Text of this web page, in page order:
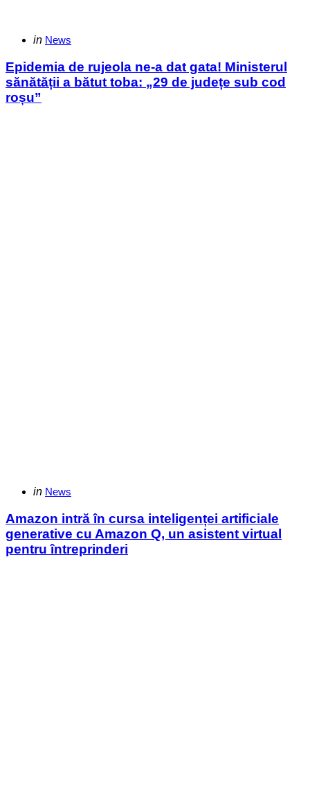
Categories
Posted
in News
Epidemia de rujeola ne-a dat gata! Ministerul
sănătății a bătut toba: „29 de județe sub cod
roșu”
Categories
Posted
in News
Amazon intră în cursa inteligenței artificiale
generative cu Amazon Q, un asistent virtual
pentru întreprinderi